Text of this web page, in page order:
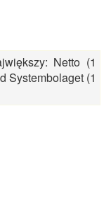
Netto (1
Systembolaget (1